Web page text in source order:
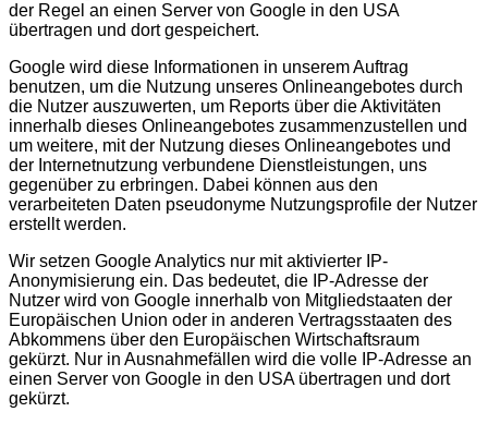
der Regel an einen Server von Google in den USA
übertragen und dort gespeichert.
Google wird diese Informationen in unserem Auftrag
benutzen, um die Nutzung unseres Onlineangebotes durch
die Nutzer auszuwerten, um Reports über die Aktivitäten
innerhalb dieses Onlineangebotes zusammenzustellen und
um weitere, mit der Nutzung dieses Onlineangebotes und
der Internetnutzung verbundene Dienstleistungen, uns
gegenüber zu erbringen. Dabei können aus den
verarbeiteten Daten pseudonyme Nutzungsprofile der Nutzer
erstellt werden.
Wir setzen Google Analytics nur mit aktivierter IP-
Anonymisierung ein. Das bedeutet, die IP-Adresse der
Nutzer wird von Google innerhalb von Mitgliedstaaten der
Europäischen Union oder in anderen Vertragsstaaten des
Abkommens über den Europäischen Wirtschaftsraum
gekürzt. Nur in Ausnahmefällen wird die volle IP-Adresse an
einen Server von Google in den USA übertragen und dort
gekürzt.